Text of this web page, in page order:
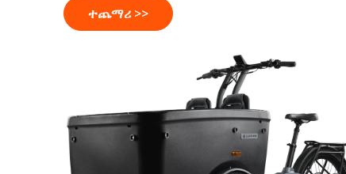
ተንቀሳቃሽነት፣ ዲጂታል መሳሪያዎች እና በተሻለ የስራ ታይነት፣
የጭነት ብስክሌቶች ከቀላል የማጓጓዣ መፍትሄዎች ወደ የበለጠ
ጠቃሚ የንግድ ንብረቶች እያደጉ ናቸው።
ተጨማሪ >>